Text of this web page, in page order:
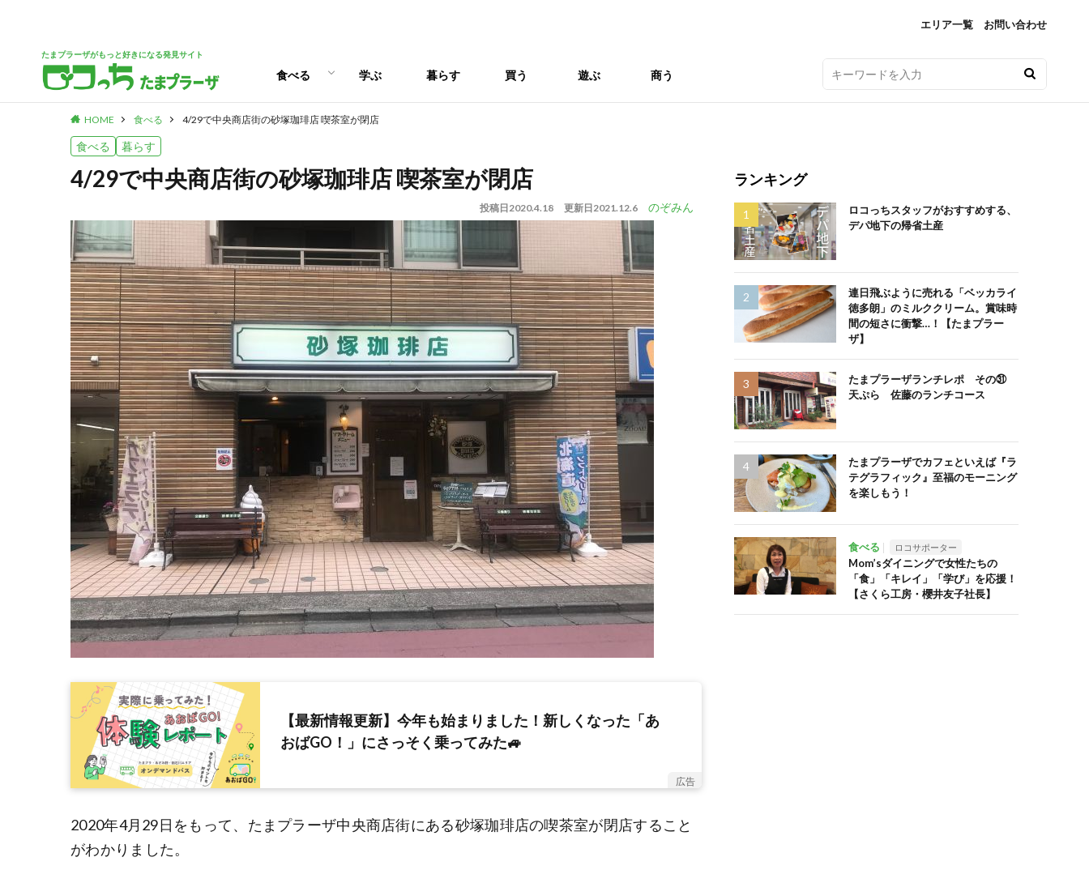
エリア一覧 お問い合わせ
たまプラーザがもっと好きになる発見サイト
食べる
パン
スイーツ
ランチ
カフェ
学ぶ 暮らす 買う 遊ぶ 商う
HOME 食べる 4/29で中央商店街の砂塚珈琲店 喫茶室が閉店
食べる 暮らす
4/29で中央商店街の砂塚珈琲店 喫茶室が閉店
投稿日2020.4.18 更新日2021.12.6 のぞみん
【最新情報更新】今年も始まりました！新しくなった「あ
おばGO！」にさっそく乗ってみた🚙
広告
2020年4月29日をもって、たまプラーザ中央商店街にある砂塚珈琲店の喫茶室が閉店すること
がわかりました。
ランキング
ロコっちスタッフがおすすめする、
デパ地下の帰省土産
連日飛ぶように売れる「ベッカライ
徳多朗」のミルククリーム。賞味時
間の短さに衝撃…！【たまプラー
ザ】
たまプラーザランチレポ その㉛
天ぷら 佐藤のランチコース
たまプラーザでカフェといえば『ラ
テグラフィック』至福のモーニング
を楽しもう！
食べる ロコサポーター
Mom’sダイニングで女性たちの
「食」「キレイ」「学び」を応援！
【さくら工房・櫻井友子社長】